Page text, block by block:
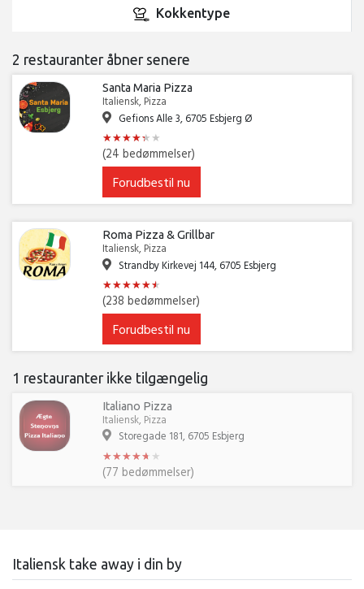
Kokkentype
2 restauranter åbner senere
Santa Maria Pizza
Italiensk, Pizza
Gefions Alle 3, 6705 Esbjerg Ø
★★★★★★
★★★★★★
(24 bedømmelser)
Forudbestil nu
Roma Pizza & Grillbar
Italiensk, Pizza
Strandby Kirkevej 144, 6705 Esbjerg
★★★★★★
★★★★★★
(238 bedømmelser)
Forudbestil nu
1 restauranter ikke tilgængelig
Italiano Pizza
Italiensk, Pizza
Storegade 181, 6705 Esbjerg
★★★★★ ★
★★★★★ ★
(77 bedømmelser)
Italiensk take away i din by